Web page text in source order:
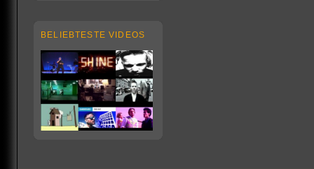
BELIEBTESTE VIDEOS